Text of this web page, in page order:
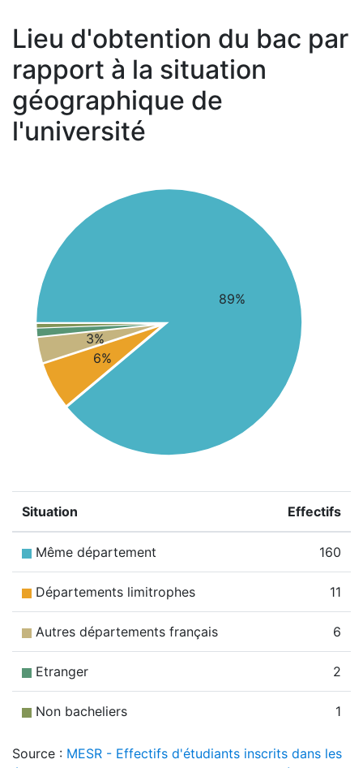
Lieu d'obtention du bac par
rapport à la situation
géographique de
l'université
89%
6%
3%
Situation Effectifs
Même département 160
Départements limitrophes 11
Autres départements français 6
Etranger 2
Non bacheliers 1
Source : MESR - Effectifs d'étudiants inscrits dans les